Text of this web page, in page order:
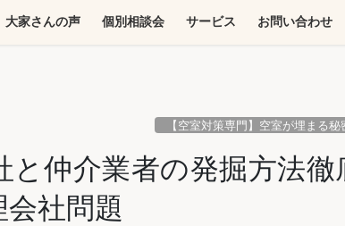
大家さんの声 個別相談会 サービス お問い合わせ
【空室対策専門】空室が埋まる秘
仲介業者の発掘方法徹
社問題